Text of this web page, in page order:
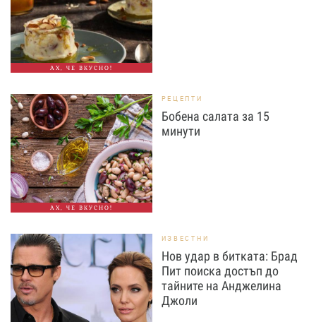
АХ, ЧЕ ВКУСНО!
АХ, ЧЕ ВКУСНО!
РЕЦЕПТИ
Бобена салата за 15
минути
ИЗВЕСТНИ
Нов удар в битката: Брад
Пит поиска достъп до
тайните на Анджелина
Джоли